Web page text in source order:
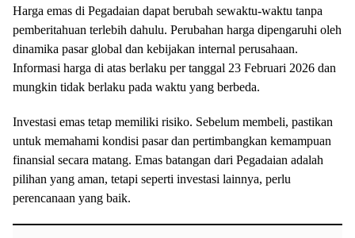
Harga emas di Pegadaian dapat berubah sewaktu-waktu tanpa
pemberitahuan terlebih dahulu. Perubahan harga dipengaruhi oleh
dinamika pasar global dan kebijakan internal perusahaan.
Informasi harga di atas berlaku per tanggal 23 Februari 2026 dan
mungkin tidak berlaku pada waktu yang berbeda.
Investasi emas tetap memiliki risiko. Sebelum membeli, pastikan
untuk memahami kondisi pasar dan pertimbangkan kemampuan
finansial secara matang. Emas batangan dari Pegadaian adalah
pilihan yang aman, tetapi seperti investasi lainnya, perlu
perencanaan yang baik.